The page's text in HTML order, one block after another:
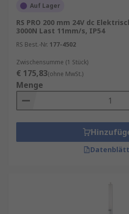
Auf Lager
RS PRO 200 mm 24V dc
3000N Last 11mm/s, IP54
RS Best.-Nr. 177-4502
Zwischensumme (1 Stück)
€ 175,83(ohne MwSt.)
Menge